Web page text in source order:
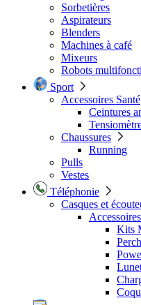
Sorbetières
Aspirateurs
Blenders
Machines à café
Mixeurs
Robots
Sport
Accessoires Santé
Ceintures
Chaussures
Running
Pulls
Vestes
Téléphonie
Casques et
Accessoires
Kits